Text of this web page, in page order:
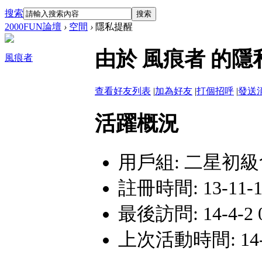
搜索 搜索
2000FUN論壇 › 空間 › 隱私提醒
風痕者 由於 風痕者 的
查看好友列表 |加為好友 |打個招呼 |發送
活躍概況
用戶組: 二星初
註冊時間: 13-11-
最後訪問: 14-4-2
上次活動時間: